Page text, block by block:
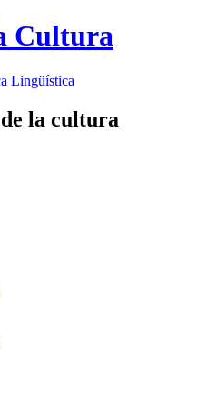
Cultura
Lingüística
la cultura